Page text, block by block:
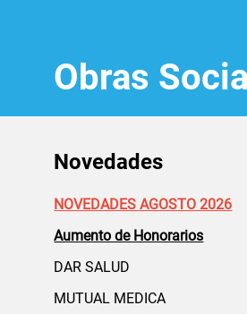
Obras
Novedades
NOVEDADES AGOSTO 2026
Aumento de Honorarios
DAR SALUD
MUTUAL MEDICA